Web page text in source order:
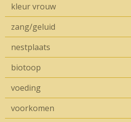
kleur vrouw
zang/geluid
nestplaats
biotoop
voeding
voorkomen